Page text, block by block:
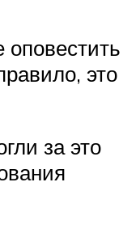
оповестить
это
за это